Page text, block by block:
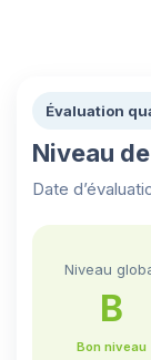
Évaluation
Niveau
Date
Niveau
B
Bon niveau